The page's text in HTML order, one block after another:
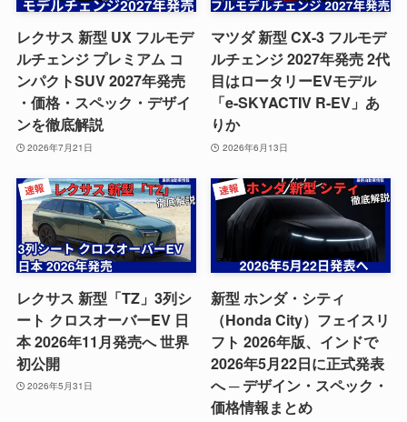
レクサス 新型 UX フルモデ
ルチェンジ プレミアム コ
ンパクトSUV 2027年発売
・価格・スペック・デザイ
ンを徹底解説
2026年7月21日
マツダ 新型 CX-3 フルモデ
ルチェンジ 2027年発売 2代
目はロータリーEVモデル
「e-SKYACTIV R-EV」あ
りか
2026年6月13日
レクサス 新型「TZ」3列シ
ート クロスオーバーEV 日
本 2026年11月発売へ 世界
初公開
2026年5月31日
新型 ホンダ・シティ
（Honda City）フェイスリ
フト 2026年版、インドで
2026年5月22日に正式発表
へ ─ デザイン・スペック・
価格情報まとめ